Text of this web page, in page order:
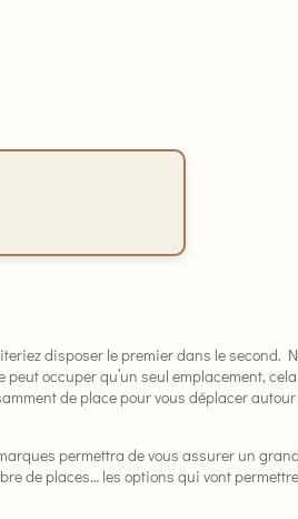
disposer le premier dans le second.
occuper qu’un seul emplacement,
de place pour vous déplacer autour
permettra de vous assurer un
de places… les options qui vont